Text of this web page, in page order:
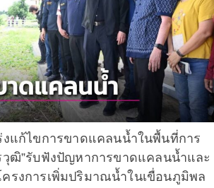
งแก้ไขการขาดแคลนน้ำในพื้นที่การ
วุฒิ”รับฟังปัญหาการขาดแคลนน้ำและ
ครงการเพิ่มปริมาณน้ำในเขื่อนภูมิพล